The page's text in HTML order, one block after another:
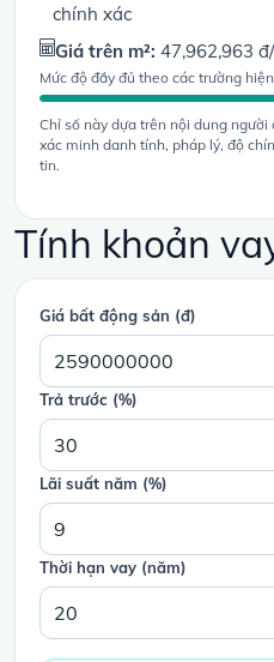
chính xác
Giá trên m²: 47,962,963 đ/
Mức độ đầy đủ theo các trường
Chỉ số này dựa trên nội dung
xác minh danh tính, pháp lý, độ
tin.
Tính khoản
Giá bất động sản (đ)
Trả trước (%)
Lãi suất năm (%)
Thời hạn vay (năm)